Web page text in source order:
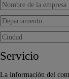
Servicio
La información del